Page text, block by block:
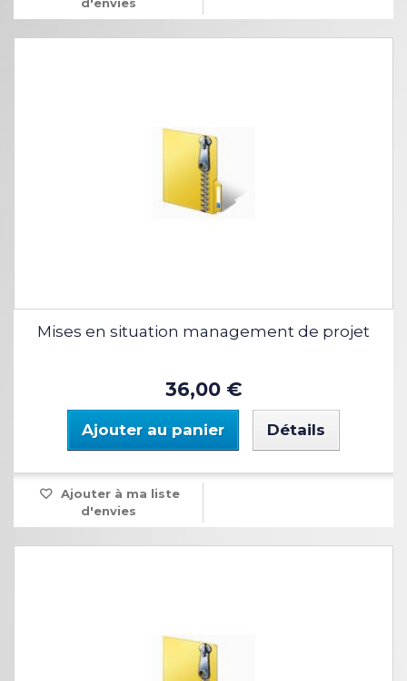
Mises en situation management de projet
36,00 €
Ajouter au panier Détails
Ajouter à ma liste
d'envies